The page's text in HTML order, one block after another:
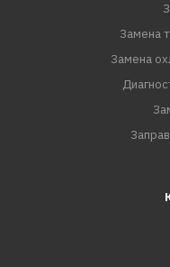
Замена
Замена